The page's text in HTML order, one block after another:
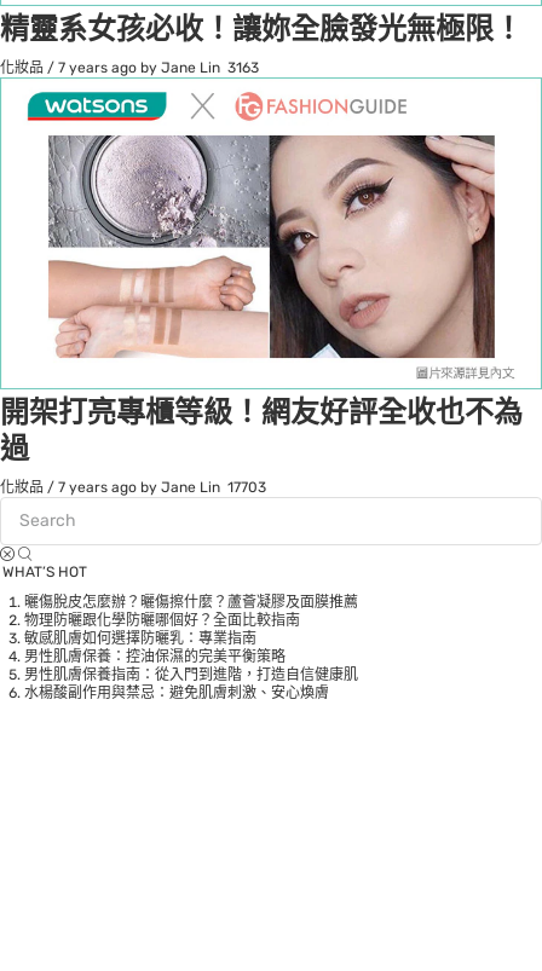
精靈系女孩必收！讓妳全臉發光無極限！
化妝品 / 7 years ago by Jane Lin 3163
開架打亮專櫃等級！網友好評全收也不為
過
化妝品 / 7 years ago by Jane Lin 17703
WHAT’S HOT
曬傷脫皮怎麼辦？曬傷擦什麼？蘆薈凝膠及面膜推薦
物理防曬跟化學防曬哪個好？全面比較指南
敏感肌膚如何選擇防曬乳：專業指南
男性肌膚保養：控油保濕的完美平衡策略
男性肌膚保養指南：從入門到進階，打造自信健康肌
水楊酸副作用與禁忌：避免肌膚刺激、安心煥膚